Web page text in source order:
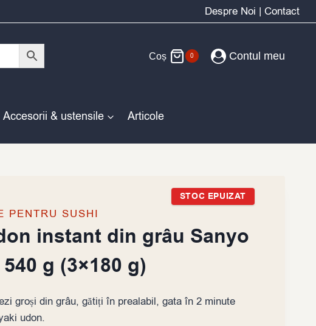
Despre Noi | Contact
Coș 0 Contul meu
Accesorii & ustensile Articole
STOC EPUIZAT
PENTRU SUSHI
instant din grâu Sanyo
g (3×180 g)
groși din grâu, gătiți în prealabil, gata în 2 minute
udon.